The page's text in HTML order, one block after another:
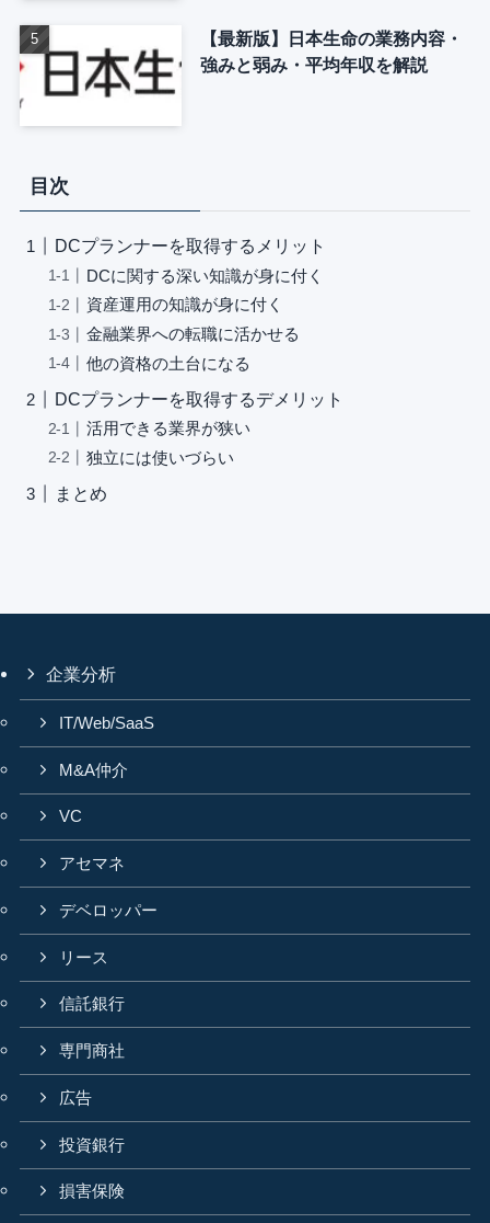
【最新版】日本生命の業務内容・
強みと弱み・平均年収を解説
目次
DCプランナーを取得するメリット
DCに関する深い知識が身に付く
資産運用の知識が身に付く
金融業界への転職に活かせる
他の資格の土台になる
DCプランナーを取得するデメリット
活用できる業界が狭い
独立には使いづらい
まとめ
企業分析
IT/Web/SaaS
M&A仲介
VC
アセマネ
デベロッパー
リース
信託銀行
専門商社
広告
投資銀行
損害保険